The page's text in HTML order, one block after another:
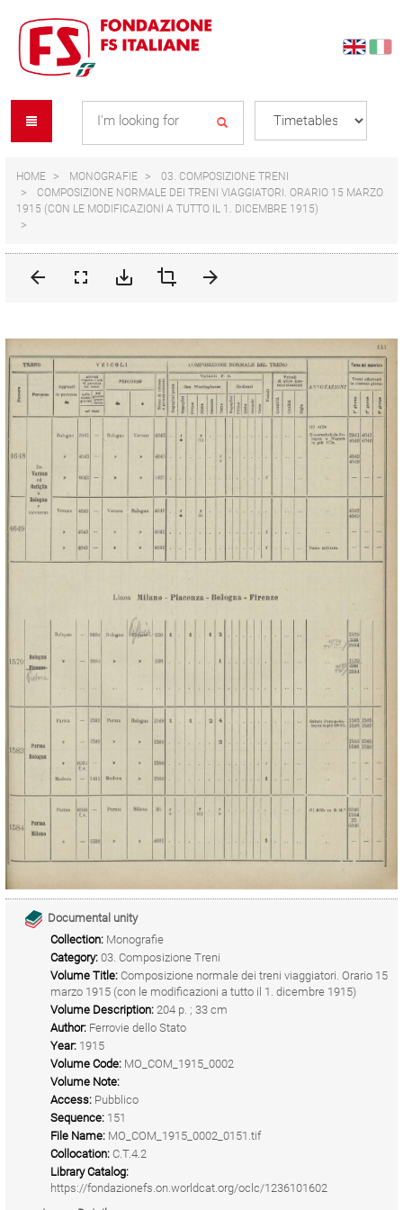
content
navigation
menu
HOME MONOGRAFIE
03. COMPOSIZIONE TRENI
COMPOSIZIONE NORMALE DEI TRENI VIAGGIATORI. ORARIO 15 MARZO
1915 (CON LE MODIFICAZIONI A TUTTO IL 1. DICEMBRE 1915)
Documental unity
Collection: Monografie
Category: 03. Composizione Treni
Volume Title: Composizione normale dei treni viaggiatori. Orario 15
marzo 1915 (con le modificazioni a tutto il 1. dicembre 1915)
Volume Description: 204 p. ; 33 cm
Author: Ferrovie dello Stato
Year: 1915
Volume Code: MO_COM_1915_0002
Volume Note:
Access: Pubblico
Sequence: 151
File Name: MO_COM_1915_0002_0151.tif
Collocation: C.T.4.2
Library Catalog:
https://fondazionefs.on.worldcat.org/oclc/1236101602